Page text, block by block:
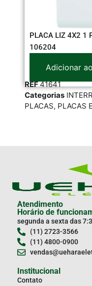
PLACA LIZ 4X2 1
106204
Adicionar
REF41641
Categorias
PLACAS, PLACAS
Atendimento
Horário de
segunda a sexta das
(11) 2723-3566
(11) 4800-0900
Institucional
Contato